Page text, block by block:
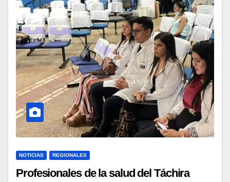
NOTICIAS REGIONALES
Profesionales de la salud del Táchira